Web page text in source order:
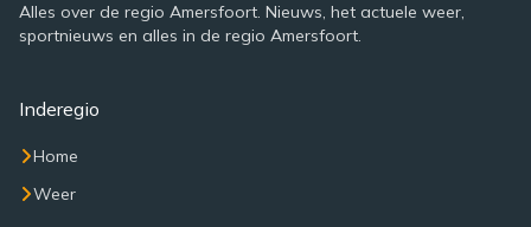
Alles over de regio Amersfoort. Nieuws, het actuele weer,
sportnieuws en alles in de regio Amersfoort.
Inderegio
Home
Weer